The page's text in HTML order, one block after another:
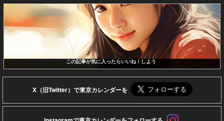
この記事が気に入ったらいいね！しよう
X（旧Twitter）で東京カレンダーを